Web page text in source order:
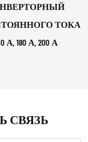
ТОКА
А, 180 А, 200 А
СВЯЗЬ